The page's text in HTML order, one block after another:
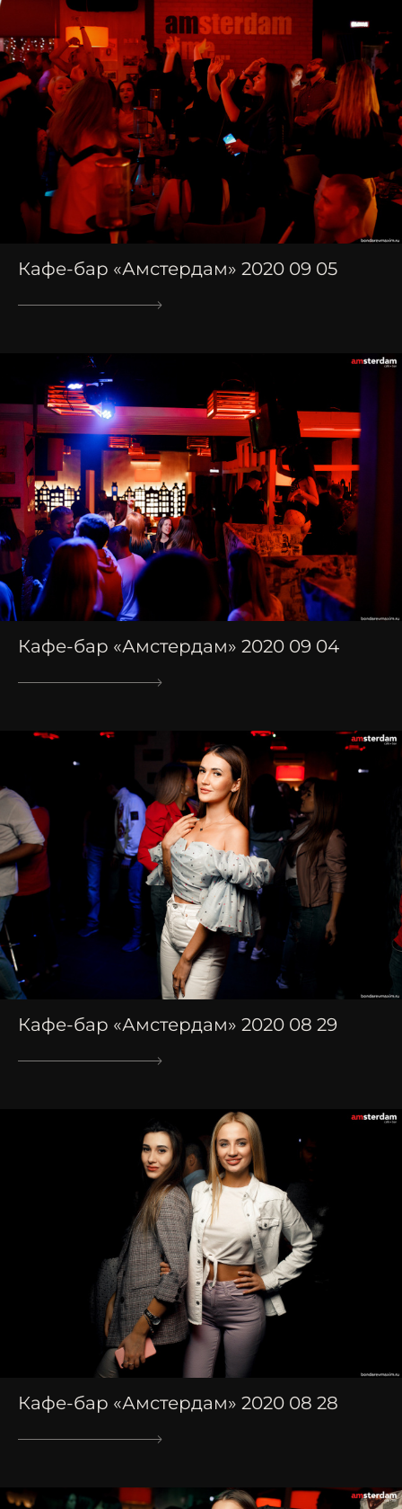
Кафе-бар «Амстердам» 2020 09 05
Кафе-бар «Амстердам» 2020 09 04
Кафе-бар «Амстердам» 2020 08 29
Кафе-бар «Амстердам» 2020 08 28